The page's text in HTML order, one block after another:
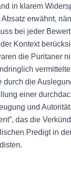
in klarem
erwähnt,
bei jeder
Kontext
die Puritaner
die
einer
und
das die
Predigt in